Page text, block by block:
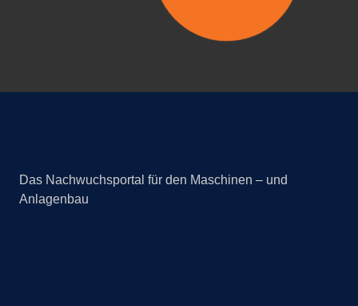
Das Nachwuchsportal für den Maschinen – und
Anlagenbau